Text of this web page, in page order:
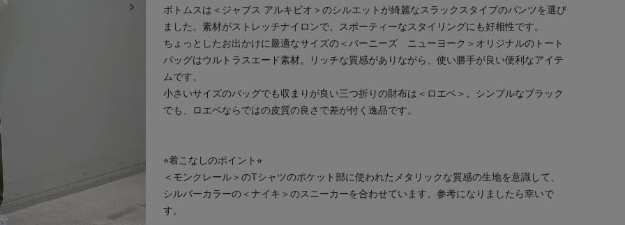
ボトムスは＜ジャブス アルキビオ＞のシルエットが綺麗なスラックスタイプのパンツを選び
ました。素材がストレッチナイロンで、スポーティーなスタイリングにも好相性です。
ちょっとしたお出かけに最適なサイズの＜バーニーズ ニューヨーク＞オリジナルのトート
バッグはウルトラスエード素材。リッチな質感がありながら、使い勝手が良い便利なアイテ
ムです。
小さいサイズのバッグでも収まりが良い三つ折りの財布は＜ロエベ＞。シンプルなブラック
でも、ロエベならではの皮質の良さで差が付く逸品です。
⭐︎着こなしのポイント⭐︎
＜モンクレール＞のTシャツのポケット部に使われたメタリックな質感の生地を意識して、
シルバーカラーの＜ナイキ＞のスニーカーを合わせています。参考になりましたら幸いで
す。